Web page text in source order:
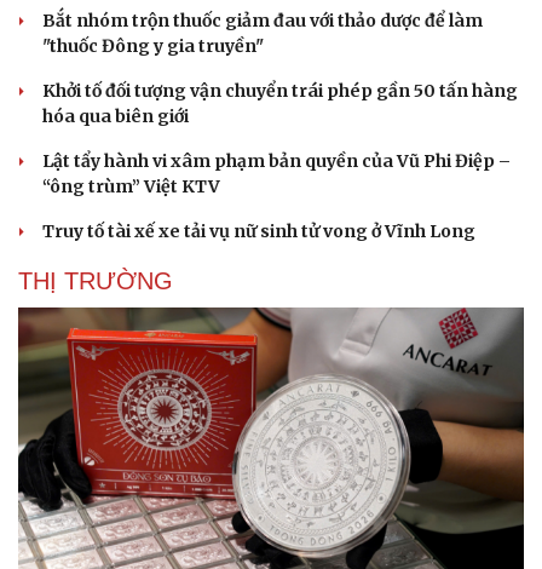
Bắt nhóm trộn thuốc giảm đau với thảo dược để làm
"thuốc Đông y gia truyền"
Khởi tố đối tượng vận chuyển trái phép gần 50 tấn hàng
hóa qua biên giới
Lật tẩy hành vi xâm phạm bản quyền của Vũ Phi Điệp –
“ông trùm” Việt KTV
Truy tố tài xế xe tải vụ nữ sinh tử vong ở Vĩnh Long
THỊ TRƯỜNG